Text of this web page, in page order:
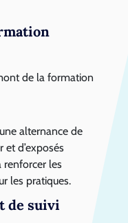
de la formation
alternance de
et d’exposés
renforcer les
les pratiques.
de suivi